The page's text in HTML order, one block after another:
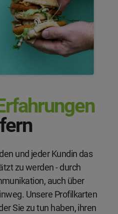
und jeder Kundin das
zu werden - durch
auch über
Unsere Profilkarten
Sie zu tun haben, ihren